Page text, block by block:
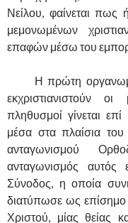
Νείλου, φαίνεται πως
μεμονωμένων
επαφών μέσω του
Η πρώτη
εκχριστιανιστούν
πληθυσμοί γίνεται
μέσα στα πλαίσια
ανταγωνισμού
ανταγωνισμός αυτός
Σύνοδος, η οποία
διατύπωσε ως
Χριστού, μίας θείας